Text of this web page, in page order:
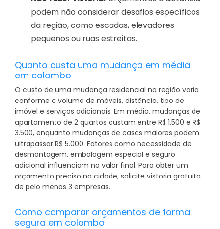
podem não considerar desafios específicos
da região, como escadas, elevadores
pequenos ou ruas estreitas.
Quanto custa uma mudança em média
em colombo
O custo de uma mudança residencial na região varia
conforme o volume de móveis, distância, tipo de
imóvel e serviços adicionais. Em média, mudanças de
apartamento de 2 quartos custam entre R$ 1.500 e R$
3.500, enquanto mudanças de casas maiores podem
ultrapassar R$ 5.000. Fatores como necessidade de
desmontagem, embalagem especial e seguro
adicional influenciam no valor final. Para obter um
orçamento preciso na cidade, solicite vistoria gratuita
de pelo menos 3 empresas.
Como comparar orçamentos de forma
segura em colombo